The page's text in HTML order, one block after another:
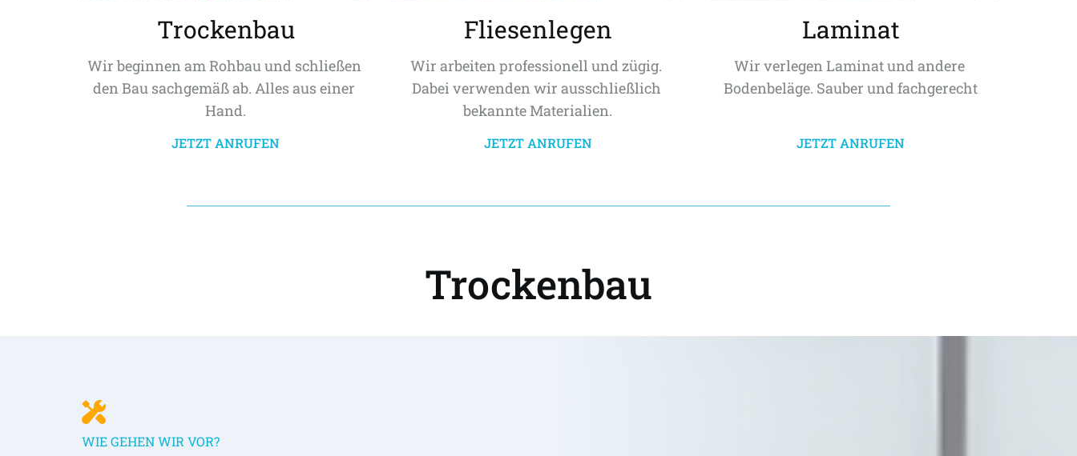
Trockenbau
Wir beginnen am Rohbau und schließen
den Bau sachgemäß ab. Alles aus einer
Hand.
JETZT ANRUFEN
Fliesenlegen
Wir arbeiten professionell und zügig.
Dabei verwenden wir ausschließlich
bekannte Materialien.
JETZT ANRUFEN
Laminat
Wir verlegen Laminat und andere
Bodenbeläge. Sauber und fachgerecht
JETZT ANRUFEN
Trockenbau
WIE GEHEN WIR VOR?